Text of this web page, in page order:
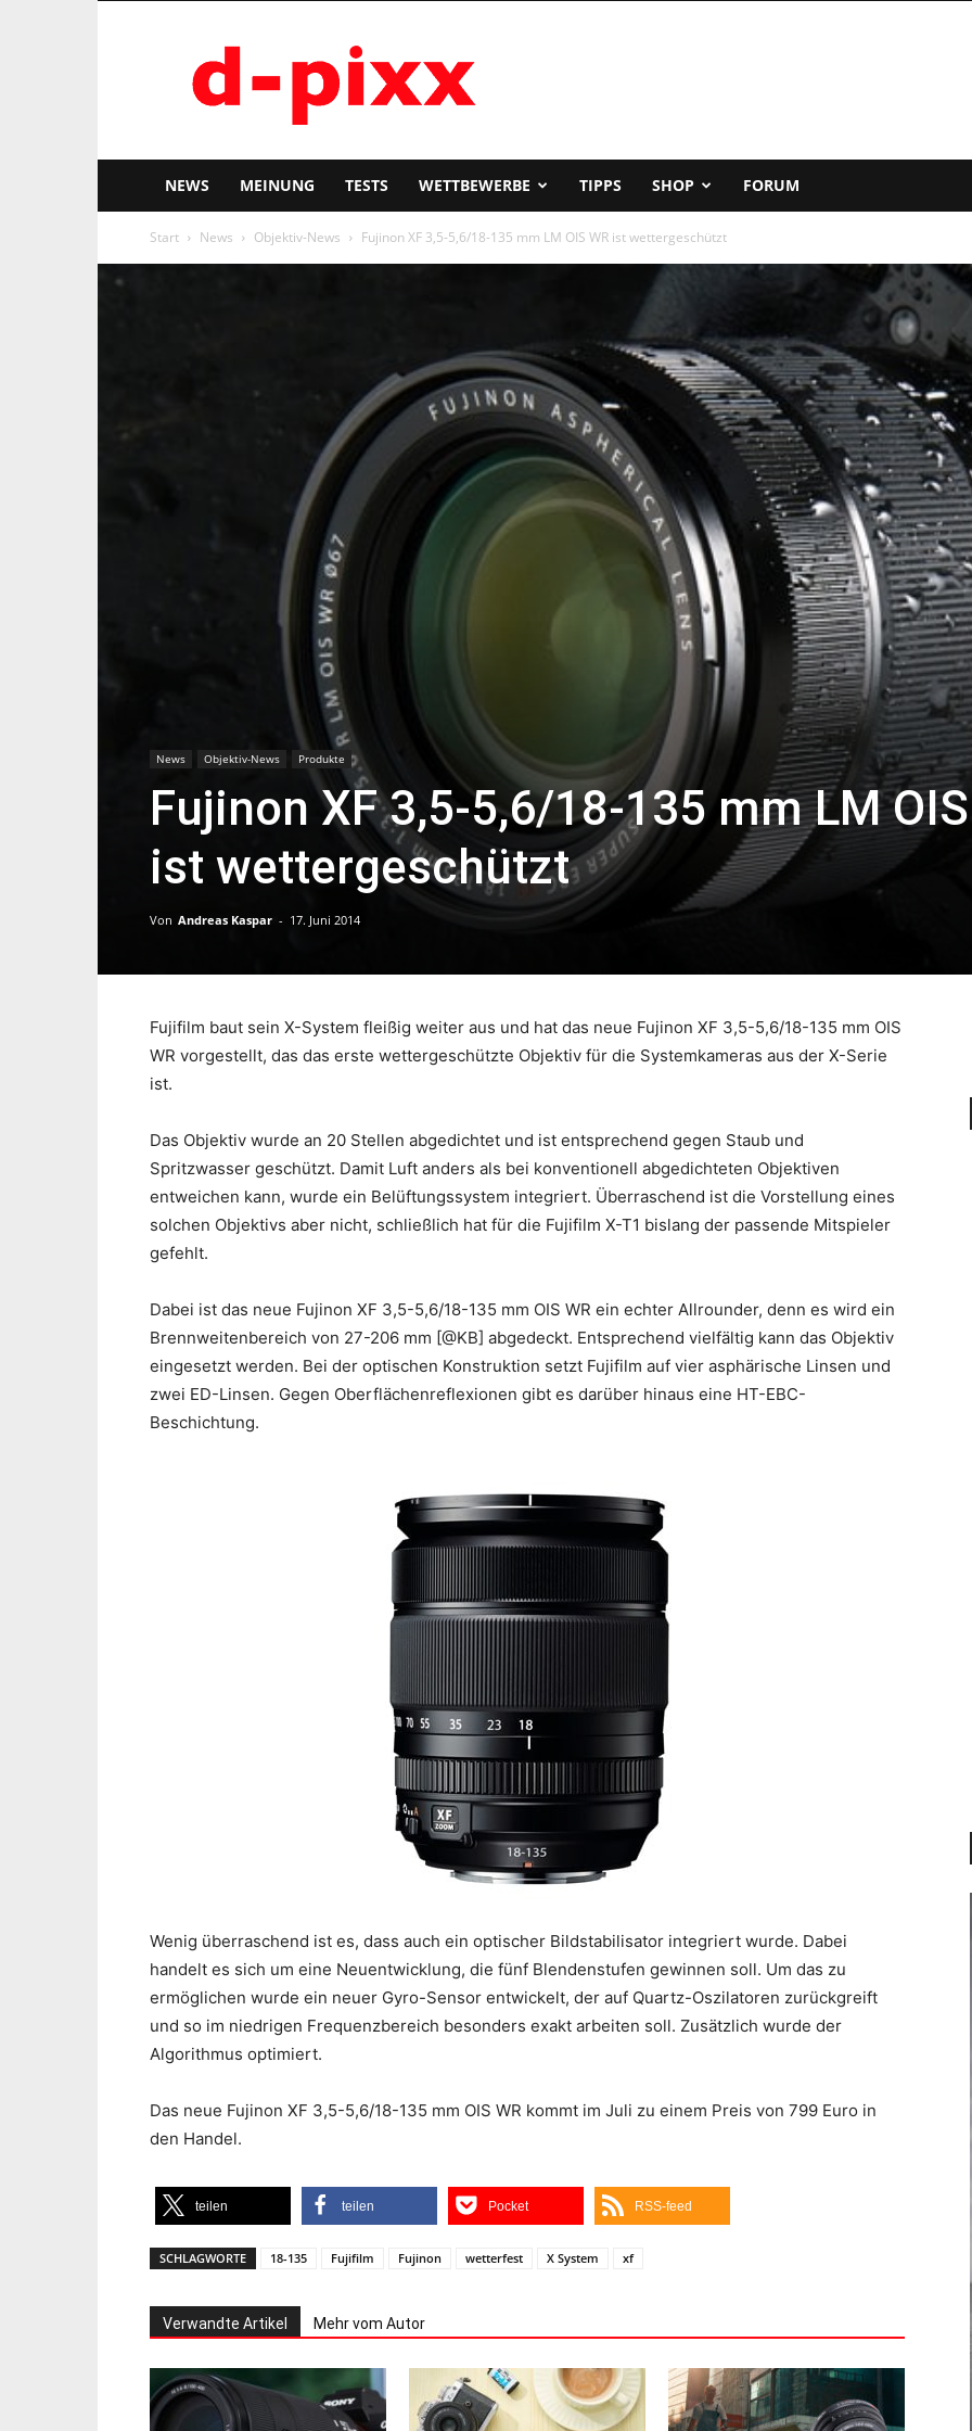
pixx
NEWS MEINUNG TESTS WETTBEWERBE TIPPS SHOP FORUM
Start News Objektiv-News Fujinon XF 3,5-5,6/18-135 mm LM OIS WR ist wettergeschützt
News Objektiv-News Produkte
Fujinon XF 3,5-5,6/18-135 mm LM
ist wettergeschützt
Von Andreas Kaspar - 17. Juni 2014
Fujifilm baut sein X-System fleißig weiter aus und hat das neue Fujinon XF 3,5-5,6/18-135 mm OIS
WR vorgestellt, das das erste wettergeschützte Objektiv für die Systemkameras aus der X-Serie
ist.
Das Objektiv wurde an 20 Stellen abgedichtet und ist entsprechend gegen Staub und
Spritzwasser geschützt. Damit Luft anders als bei konventionell abgedichteten Objektiven
entweichen kann, wurde ein Belüftungssystem integriert. Überraschend ist die Vorstellung eines
solchen Objektivs aber nicht, schließlich hat für die Fujifilm X-T1 bislang der passende Mitspieler
gefehlt.
Dabei ist das neue Fujinon XF 3,5-5,6/18-135 mm OIS WR ein echter Allrounder, denn es wird ein
Brennweitenbereich von 27-206 mm [@KB] abgedeckt. Entsprechend vielfältig kann das Objektiv
eingesetzt werden. Bei der optischen Konstruktion setzt Fujifilm auf vier asphärische Linsen und
zwei ED-Linsen. Gegen Oberflächenreflexionen gibt es darüber hinaus eine HT-EBC-
Beschichtung.
Wenig überraschend ist es, dass auch ein optischer Bildstabilisator integriert wurde. Dabei
handelt es sich um eine Neuentwicklung, die fünf Blendenstufen gewinnen soll. Um das zu
ermöglichen wurde ein neuer Gyro-Sensor entwickelt, der auf Quartz-Oszilatoren zurückgreift
und so im niedrigen Frequenzbereich besonders exakt arbeiten soll. Zusätzlich wurde der
Algorithmus optimiert.
Das neue Fujinon XF 3,5-5,6/18-135 mm OIS WR kommt im Juli zu einem Preis von 799 Euro in
den Handel.
teilen teilen Pocket RSS-feed
SCHLAGWORTE 18-135 Fujifilm Fujinon wetterfest X System xf
Verwandte Artikel Mehr vom Autor